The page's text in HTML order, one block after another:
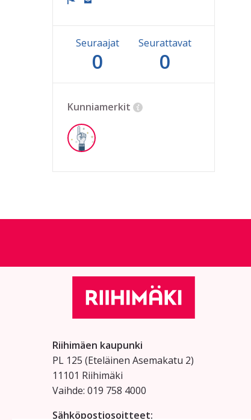
Seuraajat
0
Seurattavat
0
Kunniamerkit
Riihimäen kaupunki
PL 125 (Eteläinen Asemakatu 2)
11101 Riihimäki
Vaihde: 019 758 4000
Sähköpostiosoitteet: